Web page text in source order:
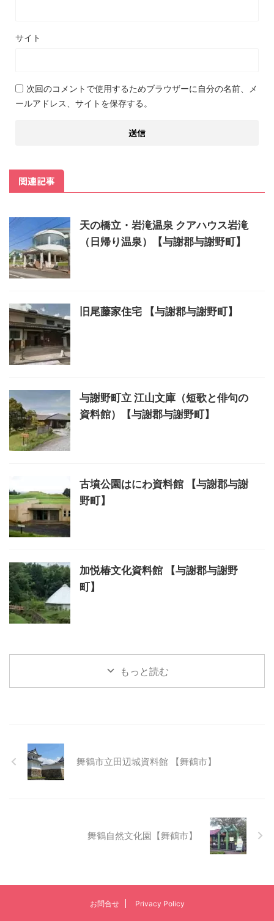
サイト
次回のコメントで使用するためブラウザーに自分の名前、メ
ールアドレス、サイトを保存する。
関連記事
天の橋立・岩滝温泉 クアハウス岩滝
（日帰り温泉）【与謝郡与謝野町】
旧尾藤家住宅 【与謝郡与謝野町】
与謝野町立 江山文庫（短歌と俳句の
資料館）【与謝郡与謝野町】
古墳公園はにわ資料館 【与謝郡与謝
野町】
加悦椿文化資料館 【与謝郡与謝野
町】
もっと読む
舞鶴市立田辺城資料館 【舞鶴市】
舞鶴自然文化園【舞鶴市】
お問合せ Privacy Policy